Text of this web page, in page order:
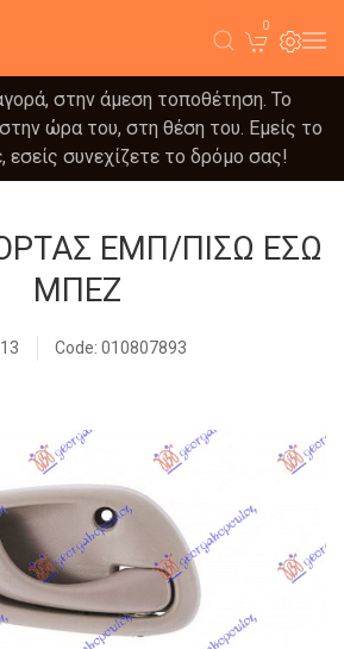
0
στην άμεση τοποθέτηση. Το
ώρα του, στη θέση του. Εμείς το
εσείς συνεχίζετε το δρόμο σας!
ΕΜΠ/ΠΙΣΩ ΕΣΩ
ΜΠΕΖ
Code: 010807893